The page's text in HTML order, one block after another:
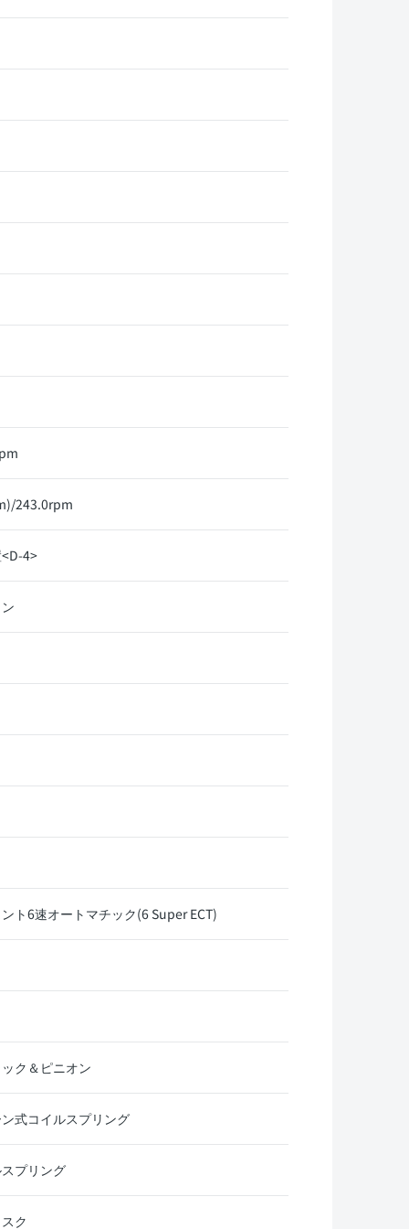
243.0rpm
4>
ト6速オートマチック(6 Super ECT)
ク＆ピニオン
式コイルスプリング
プリング
ク